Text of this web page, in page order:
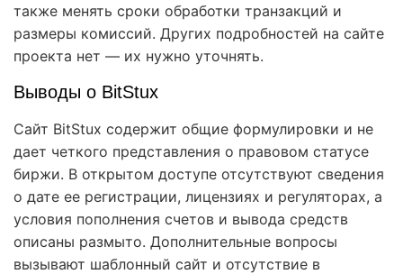
также менять сроки обработки транзакций и
размеры комиссий. Других подробностей на сайте
проекта нет — их нужно уточнять.
Выводы о BitStux
Сайт BitStux содержит общие формулировки и не
дает четкого представления о правовом статусе
биржи. В открытом доступе отсутствуют сведения
о дате ее регистрации, лицензиях и регуляторах, а
условия пополнения счетов и вывода средств
описаны размыто. Дополнительные вопросы
вызывают шаблонный сайт и отсутствие в